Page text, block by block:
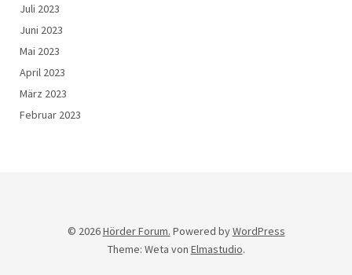
Juli 2023
Juni 2023
Mai 2023
April 2023
März 2023
Februar 2023
© 2026Hörder Forum. Powered byWordPress
Theme: Weta von Elmastudio.